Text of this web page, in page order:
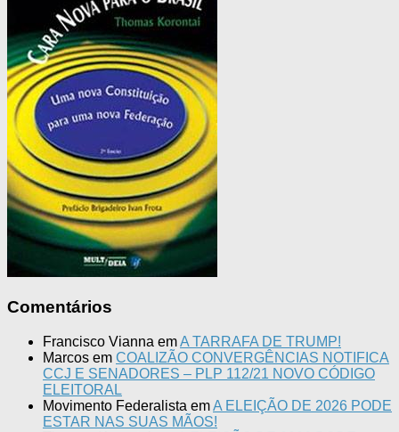
Comentários
Francisco Vianna emA TARRAFA DE TRUMP!
Marcos em COALIZÃO CONVERGÊNCIAS NOTIFICA
CCJ E SENADORES – PLP 112/21 NOVO CÓDIGO
ELEITORAL
Movimento Federalista emA ELEIÇÃO DE 2026 PODE
ESTAR NAS SUAS MÃOS!